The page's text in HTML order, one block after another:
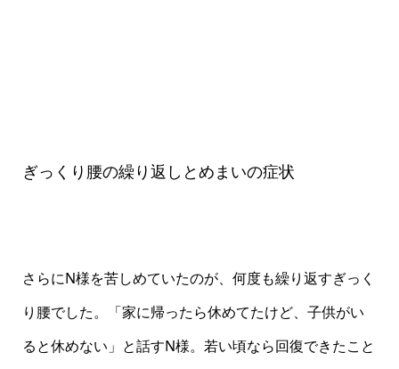
ぎっくり腰の繰り返しとめまいの症状
さらにN様を苦しめていたのが、何度も繰り返すぎっく
り腰でした。「家に帰ったら休めてたけど、子供がい
ると休めない」と話すN様。若い頃なら回復できたこと